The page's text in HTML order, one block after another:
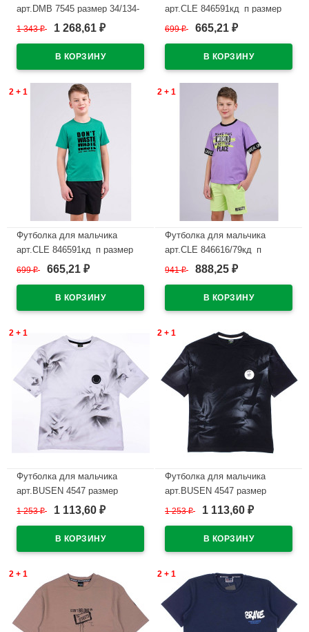
арт.DMB 7545 размер 34/134-
44/164 цвет темно-синий
1 343₽ 1 268,61 ₽
арт.CLE 846591кд_п размер
34/134-42/158 цвет джинсовый
699₽ 665,21 ₽
2 + 1
Футболка для мальчика
арт.CLE 846591кд_п размер
34/134-42/158 цвет зеленый
699₽ 665,21 ₽
2 + 1
Футболка для мальчика
арт.CLE 846616/79кд_п
размер 34/134-42/158 цвет
941₽ 888,25 ₽
2 + 1
Футболка для мальчика
арт.BUSEN 4547 размер
36/140-44/164 цвет белый
1 253₽ 1 113,60 ₽
2 + 1
Футболка для мальчика
арт.BUSEN 4547 размер
36/140-44/164 цвет черный
1 253₽ 1 113,60 ₽
2 + 1 2 + 1